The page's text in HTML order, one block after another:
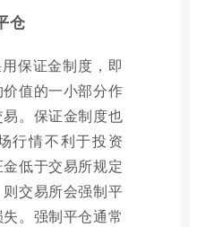
仓
保证金制度，即
值的一小部分作
。保证金制度也
行情不利于投资
低于交易所规定
交易所会强制平
。强制平仓通常